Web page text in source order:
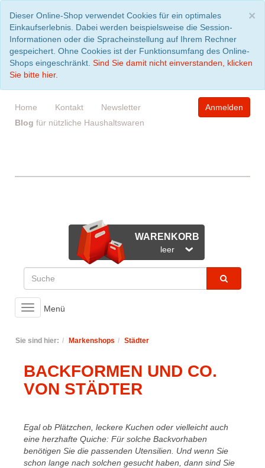
×
Dieser Online-Shop verwendet Cookies für ein optimales
Einkaufserlebnis. Dabei werden beispielsweise die Session-
Informationen oder die Spracheinstellung auf Ihrem Rechner
gespeichert. Ohne Cookies ist der Funktionsumfang des Online-
Shops eingeschränkt. Sind Sie damit nicht einverstanden, klicken
Sie bitte hier.
Home Kontakt
Newsletter
Blog für nützliche Haushaltswaren
Anmelden
WARENKORB
leer
Toggle
navigation
Menü
Sie sind hier: Markenshops Städter
BACKFORMEN UND CO.
VON STÄDTER
Egal ob Plätzchen, leckere Kuchen oder vielleicht auch
eine herzhafte Quiche: Für solche Backvorhaben
benötigen Sie die passenden Utensilien. Und wenn Sie
schon lange nach solchen gesucht haben, dann sind Sie